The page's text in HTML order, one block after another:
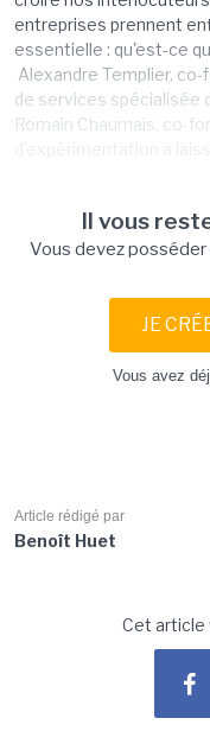
entreprises prennent
essentielle : qu'est-ce
Alexandre Templier,
de services spécialisée
Romain Chaumais, co-
d'expérimentation a
Il vous
Vous devez
JE
Vous avez
Article rédigé par
Benoît Huet
Cet article